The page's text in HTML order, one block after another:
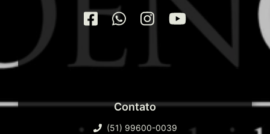
Contato
(51) 99600-0039